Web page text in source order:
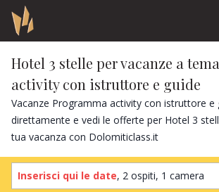
Hotel 3 stelle per vacanze a
activity con istruttore e guide
Vacanze Programma activity con istruttore e
direttamente e vedi le offerte per Hotel 3
tua vacanza con Dolomiticlass.it
Inserisci qui le date, 2 ospiti, 1 camera